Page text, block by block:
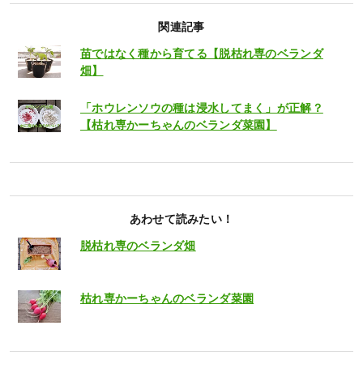
関連記事
苗ではなく種から育てる【脱枯れ専のベランダ
畑】
「ホウレンソウの種は浸水してまく」が正解？
【枯れ専かーちゃんのベランダ菜園】
あわせて読みたい！
脱枯れ専のベランダ畑
枯れ専かーちゃんのベランダ菜園